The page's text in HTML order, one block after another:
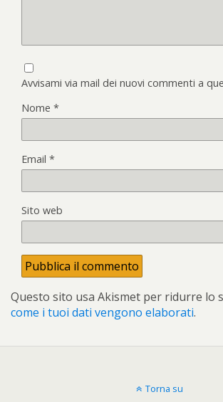
Avvisami via mail dei nuovi commenti a
Nome *
Email *
Sito web
Questo sito usa Akismet per ridurre lo
come i tuoi dati vengono elaborati.
Torna su